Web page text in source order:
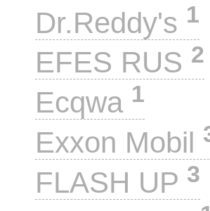
Dr.Reddy's 1
EFES RUS 2
Ecqwa 1
Exxon Mobil
FLASH UP 3